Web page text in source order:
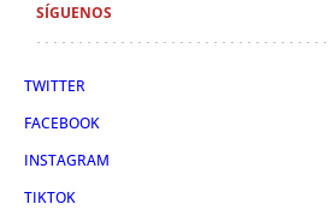
SÍGUENOS
TWITTER
FACEBOOK
INSTAGRAM
TIKTOK